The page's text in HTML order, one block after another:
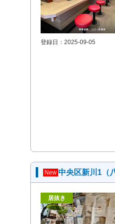
登録日：2025-09-05
New 中央区新川1（
居抜き